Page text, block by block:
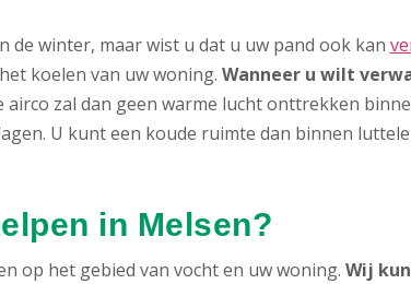
de winter, maar wist u dat u uw pand ook kan
koelen van uw woning. Wanneer u wilt
airco zal dan geen warme lucht onttrekken
U kunt een koude ruimte dan binnen
in Melsen?
op het gebied van vocht en uw woning. Wij